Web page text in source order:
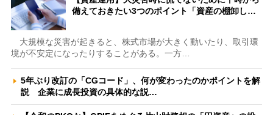
備えておきたい3つのポイント「資産の棚卸し…
大規模な災害が起きると、株式市場が大きく動いたり、取引環
境が不安定になったりすることがある。一方…
5年ぶり改訂の「CGコード」、何が変わったのかポイントを解
説 企業に成長投資の具体的な説…